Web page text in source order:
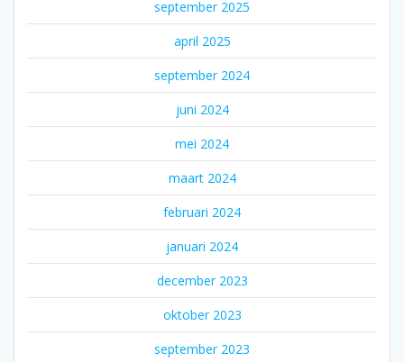
september 2025
april 2025
september 2024
juni 2024
mei 2024
maart 2024
februari 2024
januari 2024
december 2023
oktober 2023
september 2023